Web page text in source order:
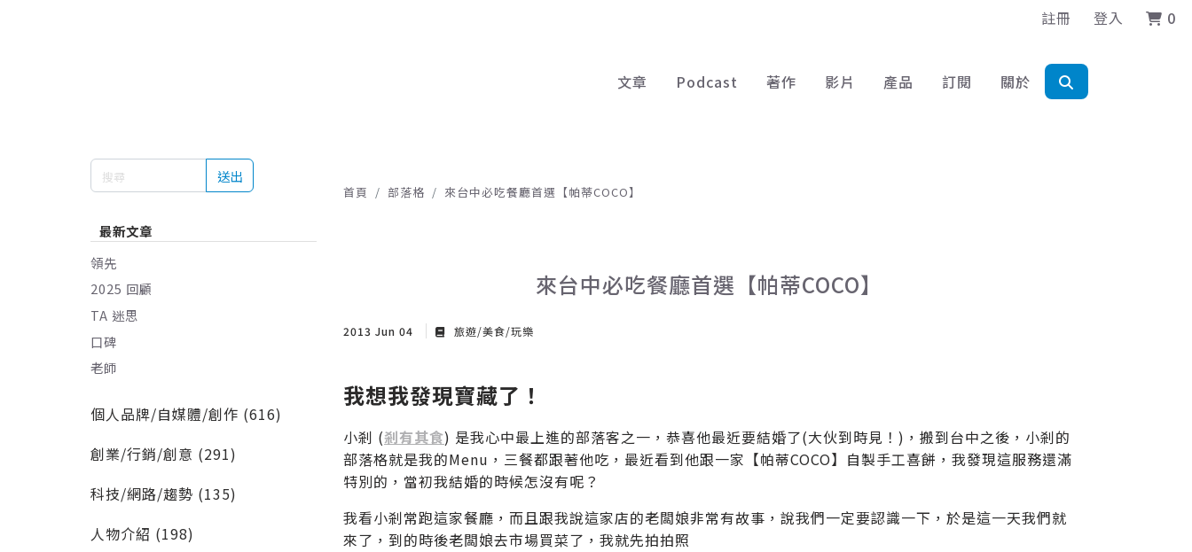
註冊 登入 0
文章 Podcast 著作 影片 產品 訂閱 關於
送出
最新文章
領先
2025 回顧
TA 迷思
口碑
老師
個人品牌/自媒體/創作 (616)
創業/行銷/創意 (291)
科技/網路/趨勢 (135)
人物介紹 (198)
首頁 部落格 來台中必吃餐廳首選【帕蒂COCO】
來台中必吃餐廳首選【帕蒂COCO】
2013 Jun 04 旅遊/美食/玩樂
我想我發現寶藏了！
小剎 (剎有其食) 是我心中最上進的部落客之一，恭喜他最近要結婚了(大伙到時見！)，搬到台中之後，小剎的
部落格就是我的Menu，三餐都跟著他吃，最近看到他跟一家【帕蒂COCO】自製手工喜餅，我發現這服務還滿
特別的，當初我結婚的時候怎沒有呢？
我看小剎常跑這家餐廳，而且跟我說這家店的老闆娘非常有故事，說我們一定要認識一下，於是這一天我們就
來了，到的時後老闆娘去市場買菜了，我就先拍拍照